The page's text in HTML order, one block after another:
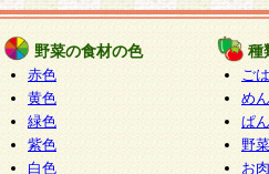
野菜の食材の色
赤色
黄色
緑色
紫色
白色
種
ご
めん
ぱん
野
お